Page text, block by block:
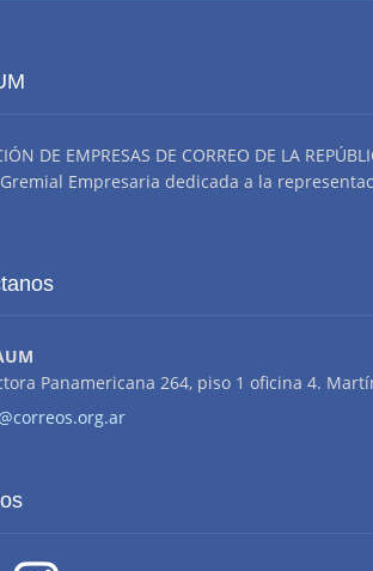
DE EMPRESAS DE CORREO DE LA
Empresaria dedicada a la
Panamericana 264, piso 1 oficina 4.